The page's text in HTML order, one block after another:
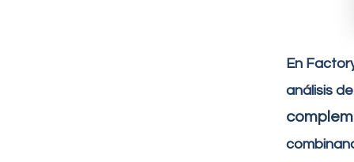
En
análisis